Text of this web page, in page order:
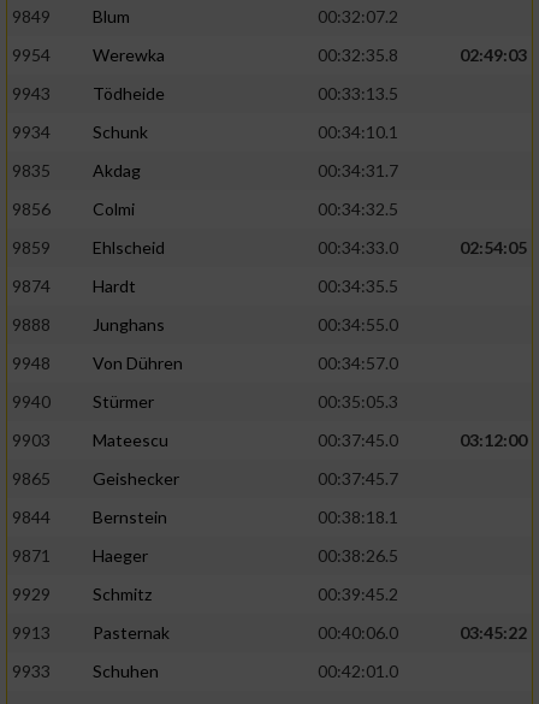
9849
Blum
00:32:07.2
9954
Werewka 00:32:35.8
02:49:03
9943
Tödheide
00:33:13.5
9934
Schunk
00:34:10.1
9835
Akdag
00:34:31.7
9856
Colmi
00:34:32.5
9859
Ehlscheid 00:34:33.0
02:54:05
9874
Hardt
00:34:35.5
9888
Junghans
00:34:55.0
9948
Von Dühren
00:34:57.0
9940
Stürmer
00:35:05.3
9903
Mateescu 00:37:45.0
03:12:00
9865
Geishecker
00:37:45.7
9844
Bernstein
00:38:18.1
9871
Haeger
00:38:26.5
9929
Schmitz
00:39:45.2
9913
Pasternak 00:40:06.0
03:45:22
9933
Schuhen
00:42:01.0